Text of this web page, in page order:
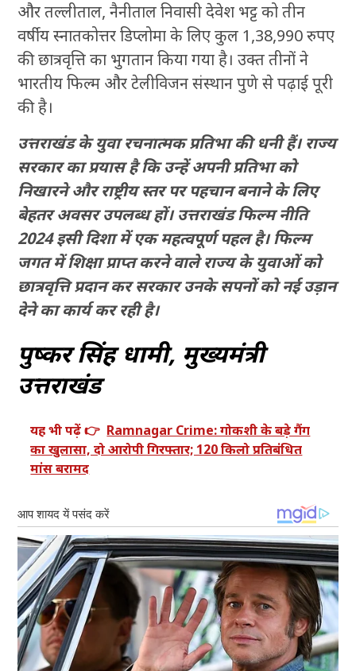
और तल्लीताल, नैनीताल निवासी देवेश भट्ट को तीन
वर्षीय स्नातकोत्तर डिप्लोमा के लिए कुल 1,38,990 रुपए
की छात्रवृत्ति का भुगतान किया गया है। उक्त तीनों ने
भारतीय फिल्म और टेलीविजन संस्थान पुणे से पढ़ाई पूरी
की है।
उत्तराखंड के युवा रचनात्मक प्रतिभा की धनी हैं। राज्य
सरकार का प्रयास है कि उन्हें अपनी प्रतिभा को
निखारने और राष्ट्रीय स्तर पर पहचान बनाने के लिए
बेहतर अवसर उपलब्ध हों। उत्तराखंड फिल्म नीति
2024 इसी दिशा में एक महत्वपूर्ण पहल है। फिल्म
जगत में शिक्षा प्राप्त करने वाले राज्य के युवाओं को
छात्रवृत्ति प्रदान कर सरकार उनके सपनों को नई उड़ान
देने का कार्य कर रही है।
पुष्कर सिंह धामी, मुख्यमंत्री
उत्तराखंड
यह भी पढ़ें 👉 Ramnagar Crime: गोकशी के बड़े गैंग
का खुलासा, दो आरोपी गिरफ्तार; 120 किलो प्रतिबंधित
मांस बरामद